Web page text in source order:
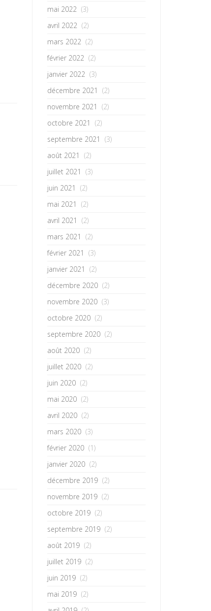
mai 2022 (3)
avril 2022 (2)
mars 2022 (2)
février 2022 (2)
janvier 2022 (3)
décembre 2021
(2)
novembre 2021
(2)
octobre 2021
(2)
septembre 2021
(3)
août 2021
(2)
juillet 2021
(3)
juin 2021
(2)
mai 2021
(2)
avril 2021
(2)
mars 2021
(2)
février 2021
(3)
janvier 2021
(2)
décembre 2020 (2)
novembre 2020 (3)
octobre 2020 (2)
septembre 2020 (2)
août 2020 (2)
juillet 2020 (2)
juin 2020 (2)
mai 2020 (2)
avril 2020 (2)
mars 2020 (3)
février 2020 (1)
janvier 2020 (2)
décembre 2019 (2)
novembre 2019 (2)
octobre 2019 (2)
septembre 2019 (2)
août 2019 (2)
juillet 2019 (2)
juin 2019 (2)
mai 2019 (2)